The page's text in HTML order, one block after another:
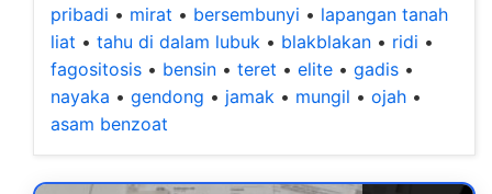
pribadi • mirat • bersembunyi • lapangan tanah
liat • tahu di dalam lubuk • blakblakan • ridi •
fagositosis • bensin • teret • elite • gadis •
nayaka • gendong • jamak • mungil • ojah •
asam benzoat